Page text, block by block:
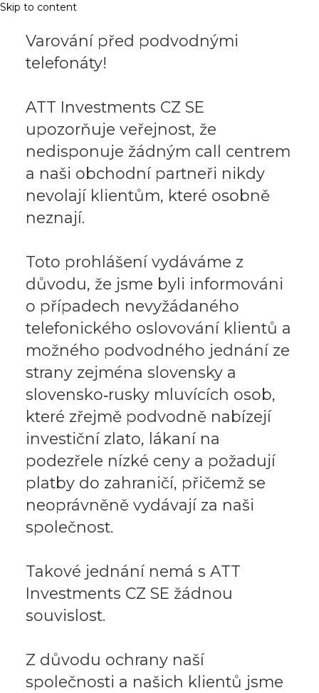
Skip to content
Varování před podvodnými
telefonáty!
ATT Investments CZ SE
upozorňuje veřejnost, že
nedisponuje žádným call centrem
a naši obchodní partneři nikdy
nevolají klientům, které osobně
neznají.
Toto prohlášení vydáváme z
důvodu, že jsme byli informováni
o případech nevyžádaného
telefonického oslovování klientů a
možného podvodného jednání ze
strany zejména slovensky a
slovensko‑rusky mluvících osob,
které zřejmě podvodně nabízejí
investiční zlato, lákaní na
podezřele nízké ceny a požadují
platby do zahraničí, přičemž se
neoprávněně vydávají za naši
společnost.
Takové jednání nemá s ATT
Investments CZ SE žádnou
souvislost.
Z důvodu ochrany naší
společnosti a našich klientů jsme